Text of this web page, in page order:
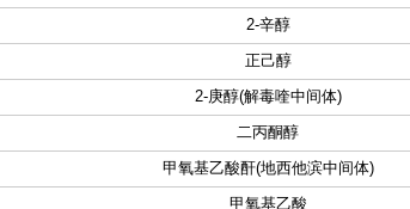
2-辛醇
正己醇
2-庚醇(解毒喹中间体)
二丙酮醇
甲氧基乙酸酐(地西他滨中间体)
甲氧基乙酸